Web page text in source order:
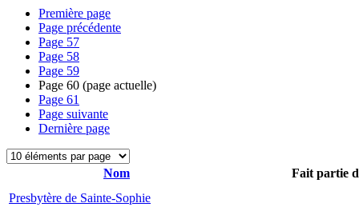
Première page
Page précédente
Page 57
Page 58
Page 59
Page 60 (page actuelle)
Page 61
Page suivante
Dernière page
Nom
Fait partie
Presbytère de Sainte-Sophie